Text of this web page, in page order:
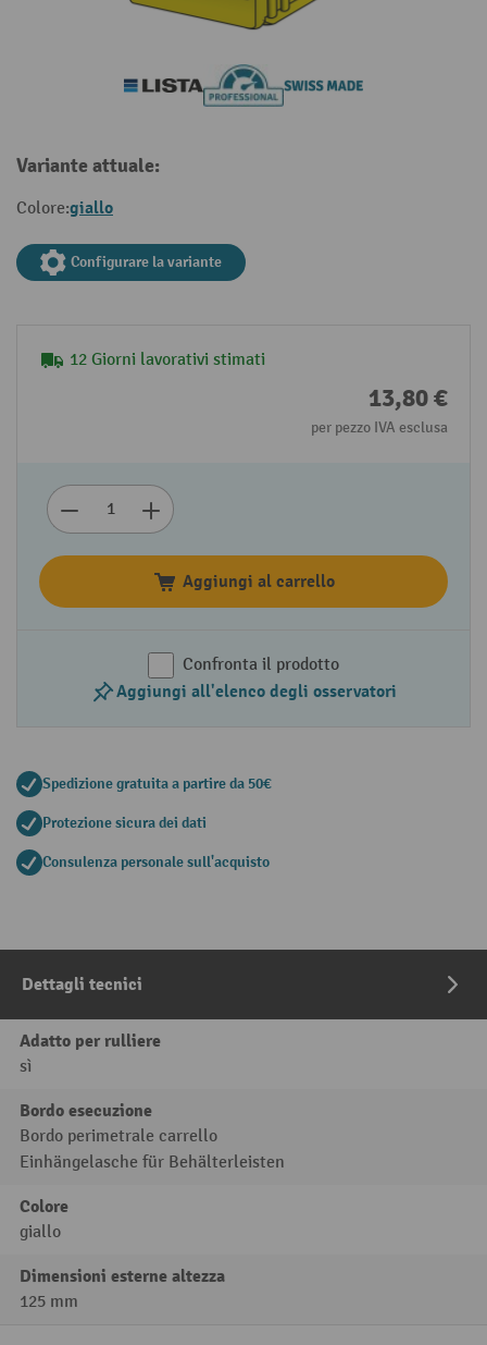
Variante attuale:
Colore:giallo
Configurare la variante
12 Giorni lavorativi stimati
13,80 €
per pezzo IVA esclusa
Aggiungi al carrello
Confronta il prodotto
Aggiungi all'elenco degli osservatori
Spedizione gratuita a partire da 50€
Protezione sicura dei dati
Consulenza personale sull'acquisto
Dettagli tecnici
Adatto per rulliere
sì
Bordo esecuzione
Bordo perimetrale carrello
Einhängelasche für Behälterleisten
Colore
giallo
Dimensioni esterne altezza
125 mm